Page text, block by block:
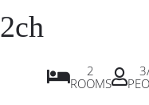
2ch
2
ROOMS